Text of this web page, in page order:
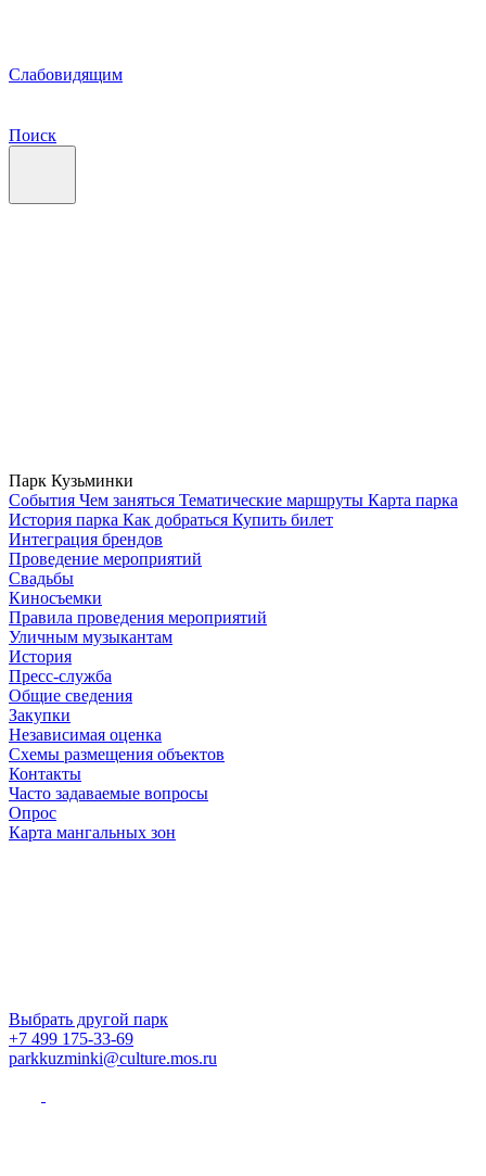
Слабовидящим
Поиск
Парк Кузьминки
Cобытия Чем заняться Тематические маршруты Карта парка
История парка Как добраться Купить билет
Интеграция брендов
Проведение мероприятий
Свадьбы
Киносъемки
Правила проведения мероприятий
Уличным музыкантам
История
Пресс-служба
Общие сведения
Закупки
Независимая оценка
Схемы размещения объектов
Контакты
Часто задаваемые вопросы
Опрос
Карта мангальных зон
Выбрать другой парк
+7 499 175-33-69
parkkuzminki@culture.mos.ru